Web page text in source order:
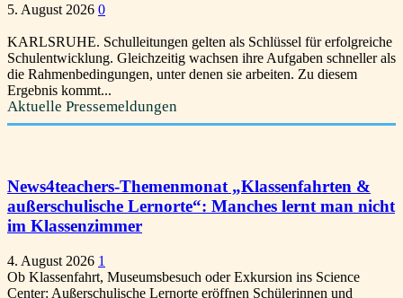
5. August 2026 0
KARLSRUHE. Schulleitungen gelten als Schlüssel für erfolgreiche
Schulentwicklung. Gleichzeitig wachsen ihre Aufgaben schneller als
die Rahmenbedingungen, unter denen sie arbeiten. Zu diesem
Ergebnis kommt...
Aktuelle Pressemeldungen
News4teachers-Themenmonat „Klassenfahrten &
außerschulische Lernorte“: Manches lernt man nicht
im Klassenzimmer
4. August 2026 1
Ob Klassenfahrt, Museumsbesuch oder Exkursion ins Science
Center: Außerschulische Lernorte eröffnen Schülerinnen und